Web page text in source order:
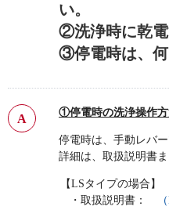
い。
②洗浄時に乾電
③停電時は、何
①停電時の洗浄操作
停電時は、手動レバ
詳細は、取扱説明書
【LSタイプの場合】
・取扱説明書：